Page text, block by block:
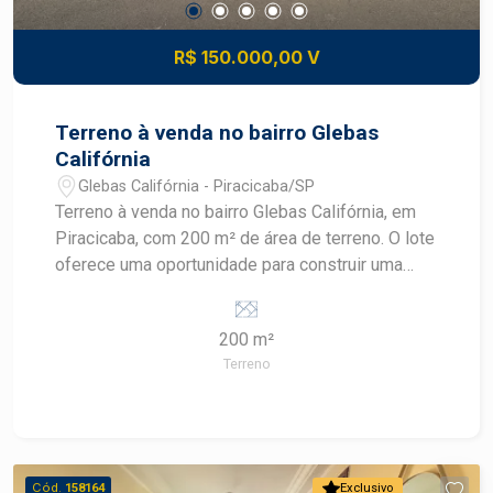
R$ 150.000,00 V
Terreno à venda no bairro Glebas
Califórnia
Glebas Califórnia - Piracicaba/SP
Terreno à venda no bairro Glebas Califórnia, em
Piracicaba, com 200 m² de área de terreno. O lote
oferece uma oportunidade para construir uma
IMÓVEL - Terreno residencial - 200 m² de área
de terreno - Localizado no bairro Glebas
DIFERENCIAIS DO IMÓVEL - Área de terreno de
200 m²
Terreno
Exclusivo
Cód. 158164